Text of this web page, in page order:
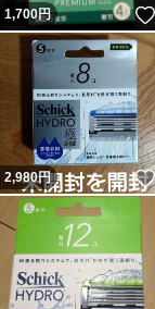
1,700円
2,980円